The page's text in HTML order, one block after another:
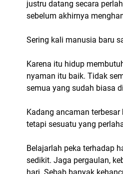
justru datang secara
sebelum akhirnya
Sering kali manusia baru
Karena itu hidup
nyaman itu baik. Tidak
semua yang sudah biasa
Kadang ancaman
tetapi sesuatu yang
Belajarlah peka terhadap
sedikit. Jaga pergaulan,